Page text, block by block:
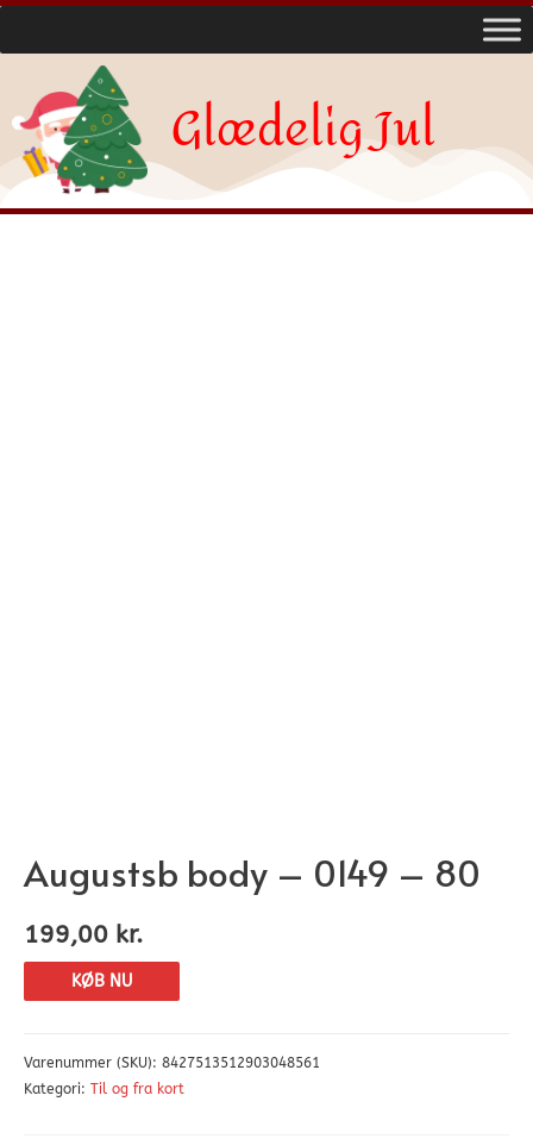
Glædelig Jul
Augustsb body – 0149 – 80
199,00 kr.
KØB NU
Varenummer (SKU): 8427513512903048561
Kategori: Til og fra kort